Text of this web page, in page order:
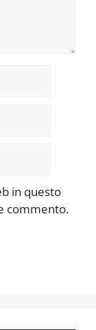
in questo
commento.